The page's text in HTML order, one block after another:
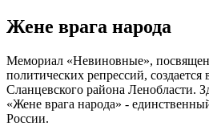
Жене врага народа
Мемориал «Невиновные»,
политических репрессий, создается
Сланцевского района Ленобласти.
«Жене врага народа» -
России.